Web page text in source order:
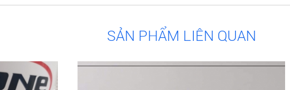
SẢN PHẨM LIÊN QUAN